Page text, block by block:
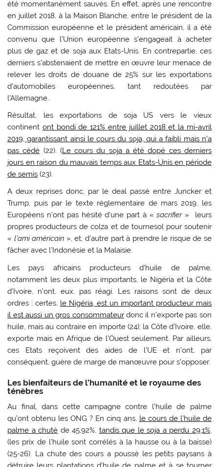
été momentanément sauvés. En effet, après une rencontre
en juillet 2018, à la Maison Blanche, entre le président de la
Commission européenne et le président américain, il a été
convenu que l’Union européenne s’engageait à acheter
plus de gaz et de soja aux Etats-Unis. En contrepartie, ces
derniers s’abstenaient de mettre en œuvre leur menace de
relever les droits de douane de 25% sur les exportations
d’automobiles européennes, tant redoutées par
l’Allemagne.
Résultat, les exportations de soja US vers le vieux
continent ont bondi de 121% entre juillet 2018 et la mi-avril
2019, garantissant ainsi le cours du soja, qui a faibli mais n’a
pas cédé (22). (Le cours du soja a été dopé ces derniers
jours en raison du mauvais temps aux Etats-Unis en période
de semis (23).
A deux reprises donc, par le deal passé entre Juncker et
Trump, puis par le texte réglementaire de mars 2019, les
Européens n’ont pas hésité d’une part à «sacrifier» leurs
propres producteurs de colza et de tournesol pour soutenir
« l’ami américain », et, d’autre part à prendre le risque de se
fâcher avec l’Indonésie et la Malaisie.
Les pays africains producteurs d’huile de palme,
notamment les deux plus importants, le Nigéria et la Côte
d’Ivoire, n’ont, eux, pas réagi. Les raisons sont de deux
ordres : certes, le Nigéria, est un important producteur mais
il est aussi un gros consommateurdonc il n’exporte pas son
huile, mais au contraire en importe (24); la Côte d’Ivoire, elle,
exporte mais en Afrique de l’Ouest seulement. Par ailleurs,
ces Etats reçoivent des aides de l’UE et n’ont, par
conséquent, guère de marge de manœuvre pour s’opposer.
Les bienfaiteurs de l’humanité et le royaume des
ténèbres
Au final, dans cette campagne contre l’huile de palme
qu’ont obtenu les ONG ? En cinq ans, le cours de l’huile de
palme a chuté de 45,92%, tandis que le soja a perdu 29,1%,
(les prix de l’huile sont corrélés à la hausse ou à la baisse)
(25-26). La chute des cours a poussé les petits paysans à